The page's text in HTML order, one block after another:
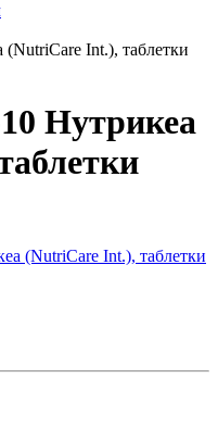
Int.), таблетки
Нутрикеа